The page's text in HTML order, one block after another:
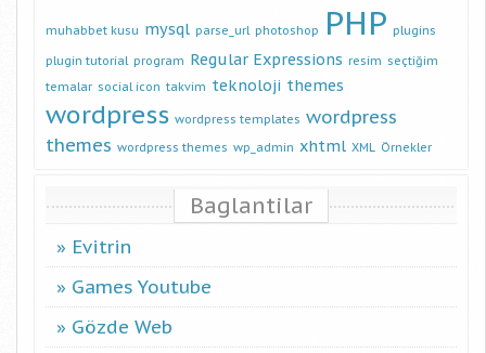
muhabbet kusu mysql parse_url photoshop PHP plugins
plugin tutorial program Regular Expressions resim seçtiğim
temalar social icon takvim teknoloji themes
wordpress wordpress templates wordpress
themes wordpress themes wp_admin xhtml XML Örnekler
Baglantilar
Evitrin
Games Youtube
Gözde Web